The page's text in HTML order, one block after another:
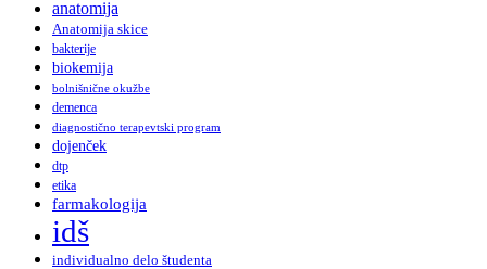
anatomija
Anatomija skice
bakterije
biokemija
bolnišnične okužbe
demenca
diagnostično terapevtski program
dojenček
dtp
etika
farmakologija
idš
individualno delo študenta